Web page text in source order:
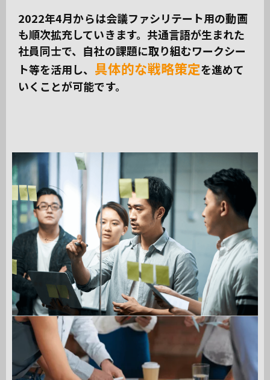
2022年4月からは会議ファシリテート用の動画
も順次拡充していきます。共通言語が生まれた
社員同士で、自社の課題に取り組むワークシー
ト等を活用し、 具体的な戦略策定を進めて
いくことが可能です。